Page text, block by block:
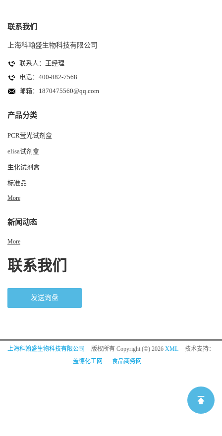
联系我们
上海科翰盛生物科技有限公司
联系人：王经理
电话：400-882-7568
邮箱： 1870475560@qq.com
产品分类
PCR莹光试剂盒
elisa试剂盒
生化试剂盒
标准品
More
新闻动态
More
联系我们
发送询盘
上海科翰盛生物科技有限公司 版权所有 Copyright (©) 2026 XML
技术支持：
盖德化工网
食品商务网